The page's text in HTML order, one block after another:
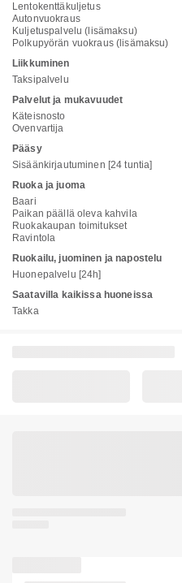
Lentokenttäkuljetus
Autonvuokraus
Kuljetuspalvelu (lisämaksu)
Polkupyörän vuokraus (lisämaksu)
Liikkuminen
Taksipalvelu
Palvelut ja mukavuudet
Käteisnosto
Ovenvartija
Pääsy
Sisäänkirjautuminen [24 tuntia]
Ruoka ja juoma
Baari
Paikan päällä oleva kahvila
Ruokakaupan toimitukset
Ravintola
Ruokailu, juominen ja napostelu
Huonepalvelu [24h]
Saatavilla kaikissa huoneissa
Takka